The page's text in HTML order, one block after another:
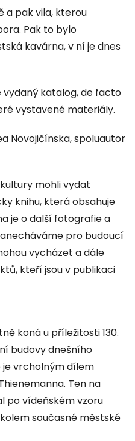
a pak vila, kterou
Pak to bylo
kavárna, v ní je dnes
katalog, de facto
vystavené materiály.
Novojičínska, spoluautor
mohli vydat
knihu, která obsahuje
je o další fotografie a
pro budoucí
vycházet a dále
kteří jsou v publikaci
koná u příležitosti 130.
budovy dnešního
je vrcholným dílem
Ten na
po vídeňském vzoru
současné městské